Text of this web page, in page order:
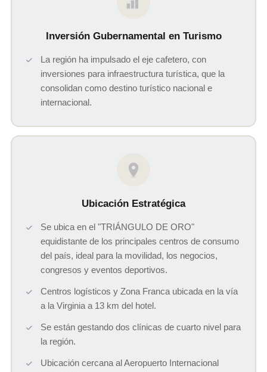
Inversión Gubernamental en Turismo
La región ha impulsado el eje cafetero, con
inversiones para infraestructura turística, que la
consolidan como destino turístico nacional e
internacional.
Ubicación Estratégica
Se ubica en el "TRIÁNGULO DE ORO"
equidistante de los principales centros de consumo
del país, ideal para la movilidad, los negocios,
congresos y eventos deportivos.
Centros logísticos y Zona Franca ubicada en la vía
a la Virginia a 13 km del hotel.
Se están gestando dos clínicas de cuarto nivel para
la región.
Ubicación cercana al Aeropuerto Internacional